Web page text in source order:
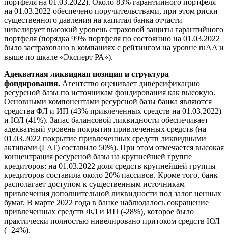
на 01.03.2022 обеспечено поручительствами, при этом риски
существенного давления на капитал банка отчасти
нивелирует высокий уровень страховой защиты гарантийного
портфеля (порядка 99% портфеля по состоянию на 01.03.2022
было застраховано в компаниях с рейтингом на уровне ruAA и
выше по шкале «Эксперт РА»).
Адекватная ликвидная позиция и структура
фондирования. Агентство оценивает диверсификацию
ресурсной базы по источникам фондирования как высокую.
Основными компонентами ресурсной базы банка являются
средства ФЛ и ИП (43% привлеченных средств на 01.03.2022)
и ЮЛ (41%). Запас балансовой ликвидности обеспечивает
адекватный уровень покрытия привлеченных средств (на
01.03.2022 покрытие привлеченных средств ликвидными
активами (LAT) составило 50%). При этом отмечается высокая
концентрация ресурсной базы на крупнейшей группе
кредиторов: на 01.03.2022 доля средств крупнейшей группы
кредиторов составила около 20% пассивов. Кроме того, банк
располагает доступом к существенным источникам
привлечения дополнительной ликвидности под залог ценных
бумаг. В марте 2022 года в банке наблюдалось сокращение
привлеченных средств ФЛ и ИП (-28%), которое было
практически полностью нивелировано притоком средств ЮЛ
(+24%).